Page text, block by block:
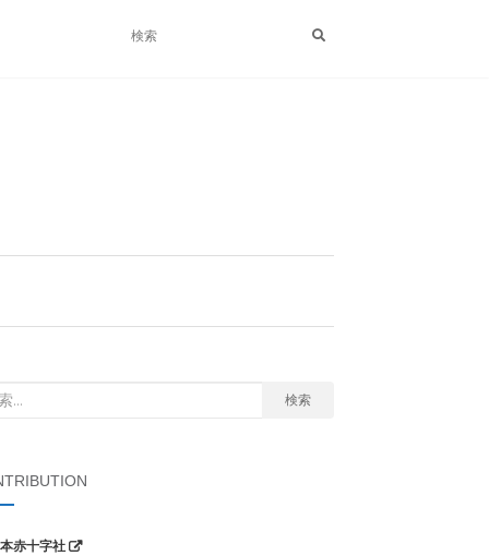
検索
赤十字社